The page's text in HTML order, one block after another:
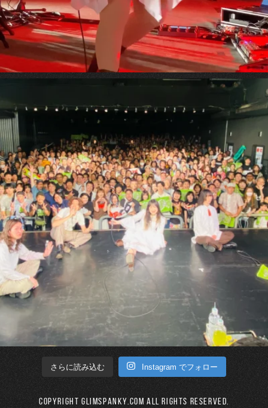
さらに読み込む Instagram でフォロー
Copyright GLIMSPANKY.COM All Rights Reserved.